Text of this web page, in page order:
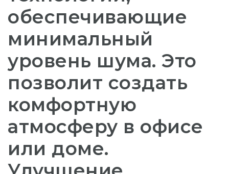
обеспечивающие
минимальный
уровень шума. Это
позволит создать
комфортную
атмосферу в офисе
или доме.